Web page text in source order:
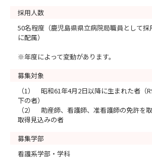
採用人数
50名程度（鹿児島県県立病院局職員として
に配属）
※年度によって変動があります。
募集対象
（1） 昭和61年4月2日以降に生まれた者（
下の者）
（2） 助産師、看護師、准看護師の免許を
取得見込みの者
募集学部
看護系学部・学科